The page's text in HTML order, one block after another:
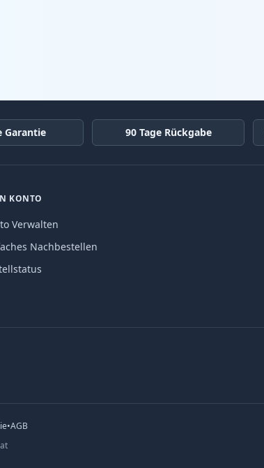
Garantie 90 Tage Rückgabe
KONTO
Verwalten
Nachbestellen
•AGB